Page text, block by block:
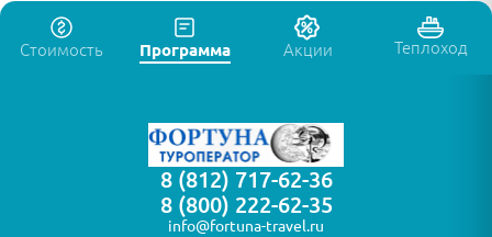
Стоимость Программа Акции Теплоход
8 (812) 717-62-36
8 (800) 222-62-35
info@fortuna-travel.ru